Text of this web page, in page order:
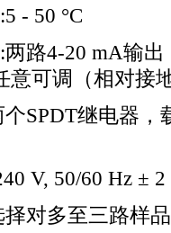
- 50 °C
路4-20 mA输
意可调（相对接
SPDT继电器
V, 50/60 Hz ± 2
对多至三路样